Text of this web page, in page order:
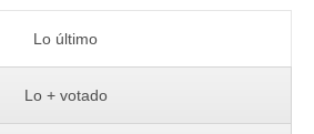
Lo último
Lo + votado